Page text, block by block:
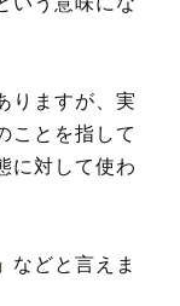
りますが、実
ことを指して
に対して使わ
などと言えま